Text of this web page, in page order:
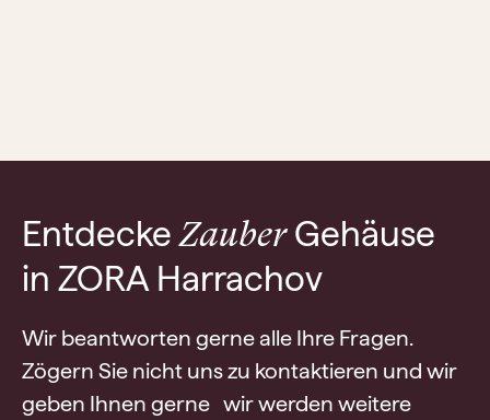
EntdeckeZauberGehäuse
in ZORA Harrachov
Wir beantworten gerne alle Ihre Fragen.
Zögern Sie nicht uns zu kontaktieren und wir
geben Ihnen gerne wir werden weitere